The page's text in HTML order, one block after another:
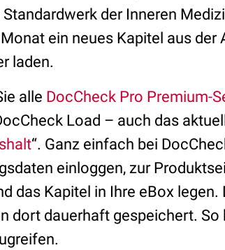
der Inneren
ein neues Kapitel aus der
laden.
alle DocCheck Pro Premium-
Load – auch das
“. Ganz einfach bei
einloggen, zur
das Kapitel in Ihre eBox legen.
dort dauerhaft gespeichert. So